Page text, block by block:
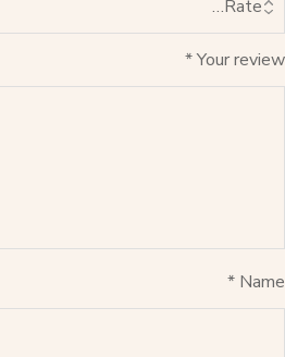
Your review
*
Name
*